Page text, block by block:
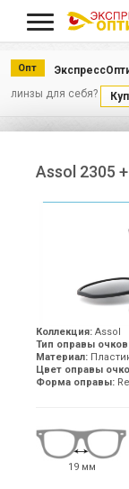
Опт
линзы для себя?
Assol 2305
Коллекция: Assol
Тип оправы
Материал:
Цвет оправы
Форма оправы:
19 мм